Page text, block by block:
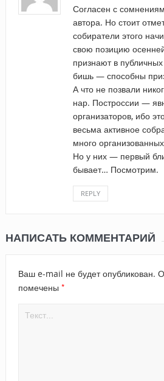
Согласен с
автора. Но стоит
собиратели этого
свою позицию
признают в
бишь — способны
А что не позвали
нар. Построссии —
организаторов, ибо
весьма активное
много
Но у них — первый
бывает… Посмотрим.
REPLY
НАПИСАТЬ КОММЕНТАРИЙ
Ваш e-mail не будет опубликован.
помечены *